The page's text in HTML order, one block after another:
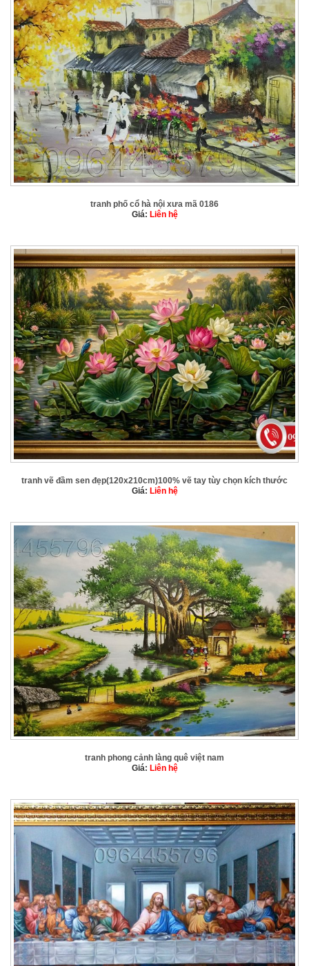
tranh phố cổ hà nội xưa mã 0186
Giá: Liên hệ
tranh vẽ đầm sen đẹp(120x210cm)100% vẽ tay tùy chọn kích thước
Giá: Liên hệ
tranh phong cảnh làng quê việt nam
Giá: Liên hệ